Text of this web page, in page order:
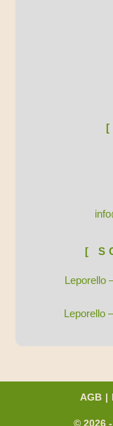
[
[
Leporello
Leporello
AGB
© 2026